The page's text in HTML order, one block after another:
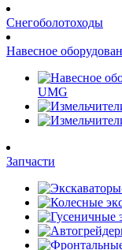
Снегоболотоходы
Навесное
UMG
Запчасти